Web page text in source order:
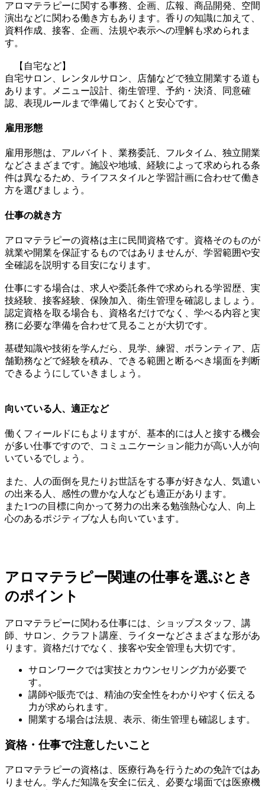
アロマテラピーに関する事務、企画、広報、商品開発、空間
演出などに関わる働き方もあります。香りの知識に加えて、
資料作成、接客、企画、法規や表示への理解も求められま
す。
【自宅など】
自宅サロン、レンタルサロン、店舗などで独立開業する道も
あります。メニュー設計、衛生管理、予約・決済、同意確
認、表現ルールまで準備しておくと安心です。
雇用形態
雇用形態は、アルバイト、業務委託、フルタイム、独立開業
などさまざまです。施設や地域、経験によって求められる条
件は異なるため、ライフスタイルと学習計画に合わせて働き
方を選びましょう。
仕事の就き方
アロマテラピーの資格は主に民間資格です。資格そのものが
就業や開業を保証するものではありませんが、学習範囲や安
全確認を説明する目安になります。
仕事にする場合は、求人や委託条件で求められる学習歴、実
技経験、接客経験、保険加入、衛生管理を確認しましょう。
認定資格を取る場合も、資格名だけでなく、学べる内容と実
務に必要な準備を合わせて見ることが大切です。
基礎知識や技術を学んだら、見学、練習、ボランティア、店
舗勤務などで経験を積み、できる範囲と断るべき場面を判断
できるようにしていきましょう。
向いている人、適正など
働くフィールドにもよりますが、基本的には人と接する機会
が多い仕事ですので、コミュニケーション能力が高い人が向
いているでしょう。
また、人の面倒を見たりお世話をする事が好きな人、気遣い
の出来る人、感性の豊かな人なども適正があります。
また1つの目標に向かって努力の出来る勉強熱心な人、向上
心のあるポジティブな人も向いています。
アロマテラピー関連の仕事を選ぶとき
のポイント
アロマテラピーに関わる仕事には、ショップスタッフ、講
師、サロン、クラフト講座、ライターなどさまざまな形があ
ります。資格だけでなく、接客や安全管理も大切です。
サロンワークでは実技とカウンセリング力が必要で
す。
講師や販売では、精油の安全性をわかりやすく伝える
力が求められます。
開業する場合は法規、表示、衛生管理も確認します。
資格・仕事で注意したいこと
アロマテラピーの資格は、医療行為を行うための免許ではあ
りません。学んだ知識を安全に伝え、必要な場面では医療機